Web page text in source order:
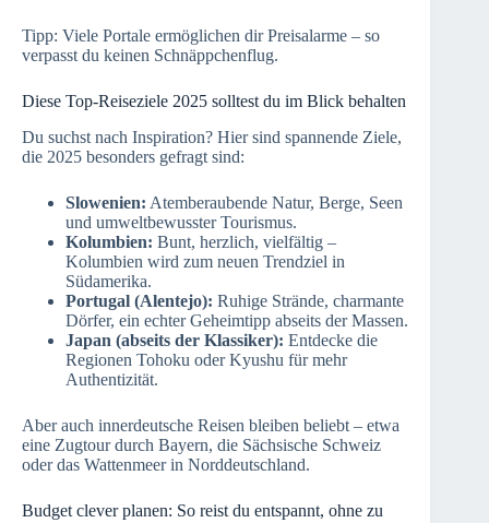
Tipp: Viele Portale ermöglichen dir Preisalarme – so
verpasst du keinen Schnäppchenflug.
Diese Top-Reiseziele 2025 solltest du im Blick behalten
Du suchst nach Inspiration? Hier sind spannende Ziele,
die 2025 besonders gefragt sind:
Slowenien: Atemberaubende Natur, Berge, Seen
und umweltbewusster Tourismus.
Kolumbien: Bunt, herzlich, vielfältig –
Kolumbien wird zum neuen Trendziel in
Südamerika.
Portugal (Alentejo): Ruhige Strände, charmante
Dörfer, ein echter Geheimtipp abseits der Massen.
Japan (abseits der Klassiker): Entdecke die
Regionen Tohoku oder Kyushu für mehr
Authentizität.
Aber auch innerdeutsche Reisen bleiben beliebt – etwa
eine Zugtour durch Bayern, die Sächsische Schweiz
oder das Wattenmeer in Norddeutschland.
Budget clever planen: So reist du entspannt, ohne zu